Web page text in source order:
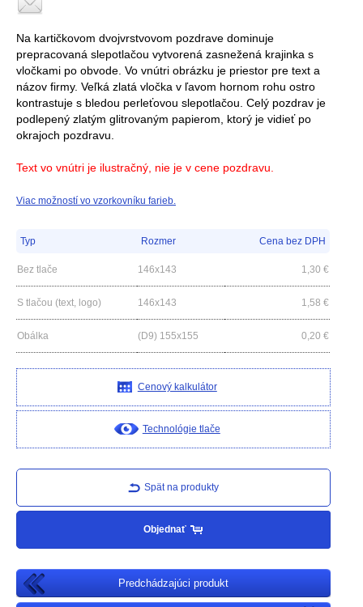
Na kartičkovom dvojvrstvovom pozdrave dominuje
prepracovaná slepotlačou vytvorená zasnežená krajinka s
vločkami po obvode. Vo vnútri obrázku je priestor pre text a
názov firmy. Veľká zlatá vločka v ľavom hornom rohu ostro
kontrastuje s bledou perleťovou slepotlačou. Celý pozdrav je
podlepený zlatým glitrovaným papierom, ktorý je vidieť po
okrajoch pozdravu.
Text vo vnútri je ilustračný, nie je v cene pozdravu.
Viac možností vo vzorkovníku farieb.
Typ Rozmer Cena bez DPH
Bez tlače 146x143 1,30 €
S tlačou (text, logo) 146x143 1,58 €
Obálka (D9) 155x155 0,20 €
Cenový kalkulátor
Technológie tlače
Spät na produkty
Objednať
Predchádzajúci produkt